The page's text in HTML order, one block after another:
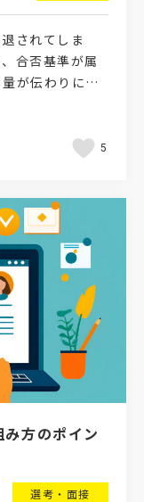
されてしま
合否基準が属
が伝わりにく
した壁に直面
5
方のポイン
選考・面接